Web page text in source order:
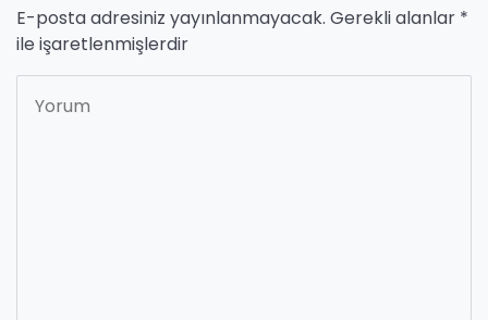
E-posta adresiniz yayınlanmayacak. Gerekli alanlar *
ile işaretlenmişlerdir